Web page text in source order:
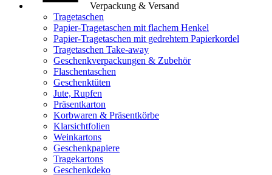
Verpackung & Versand
Tragetaschen
Papier-Tragetaschen mit flachem Henkel
Papier-Tragetaschen mit gedrehtem Papierkordel
Tragetaschen Take-away
Geschenkverpackungen & Zubehör
Flaschentaschen
Geschenktüten
Jute, Rupfen
Präsentkarton
Korbwaren & Präsentkörbe
Klarsichtfolien
Weinkartons
Geschenkpapiere
Tragekartons
Geschenkdeko